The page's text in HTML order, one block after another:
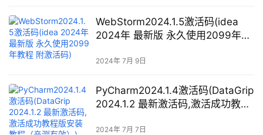
WebStorm2024.1.5激活码(idea
2024年 最新版 永久使用2099年教
2024年 7月 9日
PyCharm2024.1.4激活码(DataGrip
2024.1.2 最新激活码,激活成功教程
2024年 7月 7日